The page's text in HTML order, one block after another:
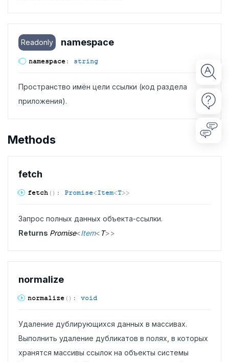
Readonly namespace
namespace: string
Пространство имён цели ссылки (код раздела
приложения).
Methods
fetch
fetch ( ) : Promise<Item<T>>
Запрос полных данных объекта-ссылки.
Returns Promise<Item< T>>
normalize
normalize ( ) : void
Удаление дублирующихся данных в массивах.
Выполнить удаление дубликатов в полях, в которых
хранятся массивы ссылок на объекты системы